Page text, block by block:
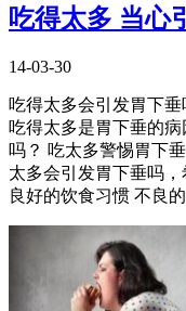
吃得太多 当心
14-03-30
吃得太多会引发胃下
吃得太多是胃下垂的
吗？ 吃太多警惕胃下
太多会引发胃下垂吗
良好的饮食习惯 不良